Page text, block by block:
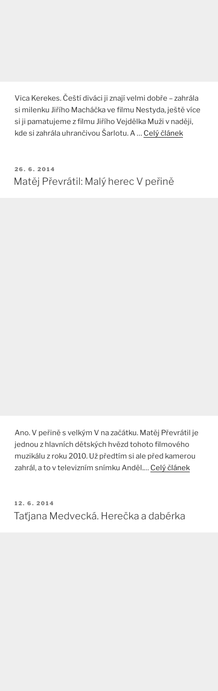
Vica Kerekes. Čeští diváci ji znají velmi dobře – zahrála
si milenku Jiřího Macháčka ve filmu Nestyda, ještě více
si ji pamatujeme z filmu Jiřího Vejdělka Muži v naději,
kde si zahrála uhrančivou Šarlotu. A … Celý článek
PUBLIKOVÁNO
26. 6. 2014
Matěj Převrátil: Malý herec V peřině
Ano. V peřině s velkým V na začátku. Matěj Převrátil je
jednou z hlavních dětských hvězd tohoto filmového
muzikálu z roku 2010. Už předtím si ale před kamerou
zahrál, a to v televizním snímku Anděl.… Celý článek
PUBLIKOVÁNO
12. 6. 2014
Taťjana Medvecká. Herečka a dabérka